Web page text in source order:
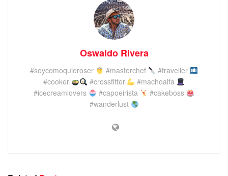
Oswaldo Rivera
#soycomoquieroser #masterchef
#traveller
#cooker
#crossfitter
#machoalfa
#icecreamlovers
#capoeirista
#cakeboss
#wanderlust